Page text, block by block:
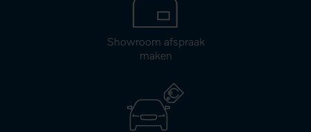
Showroom afspraak
maken